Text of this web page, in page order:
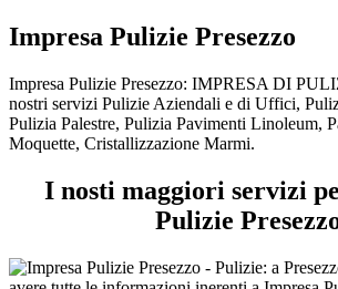
Impresa Pulizie Presezzo
Impresa Pulizie Presezzo: IMPRESA DI
nostri servizi Pulizie Aziendali e di Uffici,
Pulizia Palestre, Pulizia Pavimenti Linoleum,
Moquette, Cristallizzazione Marmi.
I nosti maggiori servizi
Pulizie